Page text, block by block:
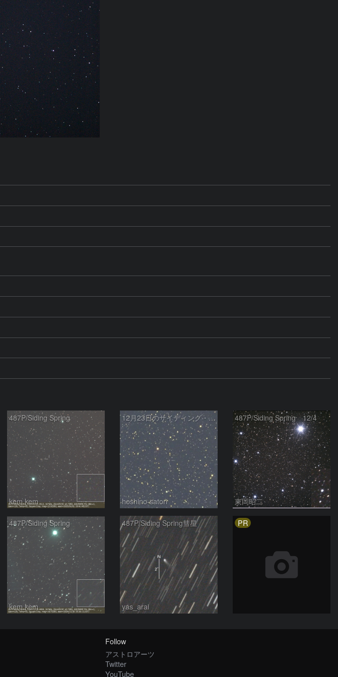
487P/Siding Spring
kem.kem
12月23日のサイディング・スプリング彗星
hoshino-satori
487P/Siding Spring 12/4
東岡昭二
487P/Siding Spring
kem.kem
487P/Siding Spring彗星
yas_arai
PR
Follow
アストロアーツ
Twitter
YouTube